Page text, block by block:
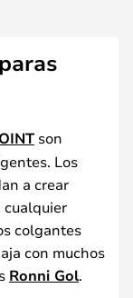
son
Los
a crear
cualquier
colgantes
con muchos
Ronni Gol.